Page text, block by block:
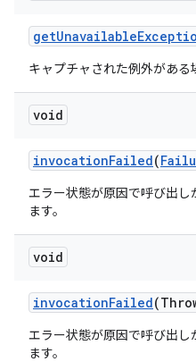
getUnavailable
キャプチャされた例外がある
void
invocationFailed(
エラー状態が原因で呼び出
ます。
void
invocationFailed
エラー状態が原因で呼び出
ます。